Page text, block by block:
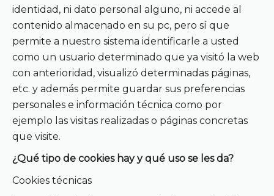
identidad, ni dato personal alguno, ni accede al
contenido almacenado en su pc, pero sí que
permite a nuestro sistema identificarle a usted
como un usuario determinado que ya visitó la web
con anterioridad, visualizó determinadas páginas,
etc. y además permite guardar sus preferencias
personales e información técnica como por
ejemplo las visitas realizadas o páginas concretas
que visite.
¿Qué tipo de cookies hay y qué uso se les da?
Cookies técnicas